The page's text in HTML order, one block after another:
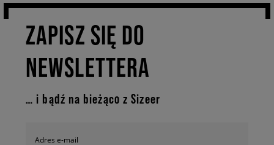
ZAPISZ SIĘ DO
NEWSLETTERA
… i bądź na bieżąco z Sizeer
Adres e-mail